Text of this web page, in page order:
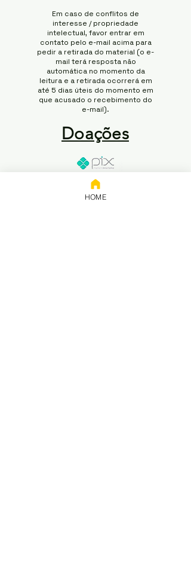
Em caso de conflitos de
interesse / propriedade
intelectual, favor entrar em
contato pelo e-mail acima para
pedir a retirada do material (o e-
mail terá resposta não
automática no momento da
leitura e a retirada ocorrerá em
até 5 dias úteis do momento em
que acusado o recebimento do
e-mail).
Doações
Chave:
65.258.416/0001-50
HOME